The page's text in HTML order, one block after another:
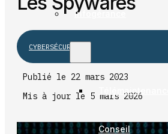
Infogérance
Télémaintenance
Conseil
CYBERSÉCURITÉ
Publié le 22 mars 2023
Mis à jour le 5 mars 2026